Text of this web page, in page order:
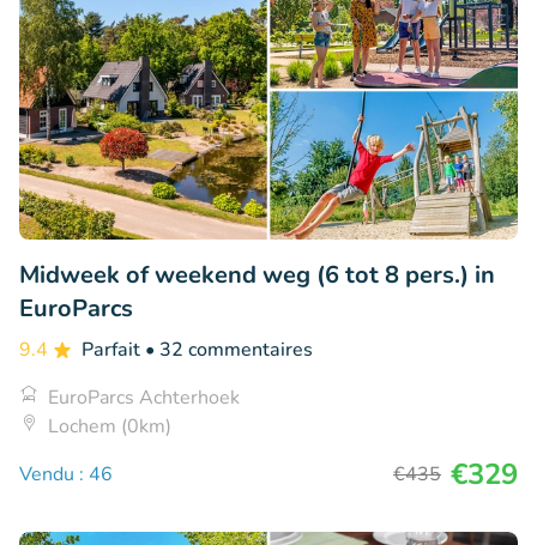
Midweek of weekend weg (6 tot 8 pers.) in
EuroParcs
9.4 Parfait • 32 commentaires
EuroParcs Achterhoek
Lochem (0km)
Vendu : 46
€435 €329